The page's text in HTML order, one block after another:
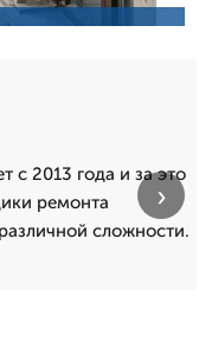
2013 года и за это
ремонта
сложности.
›